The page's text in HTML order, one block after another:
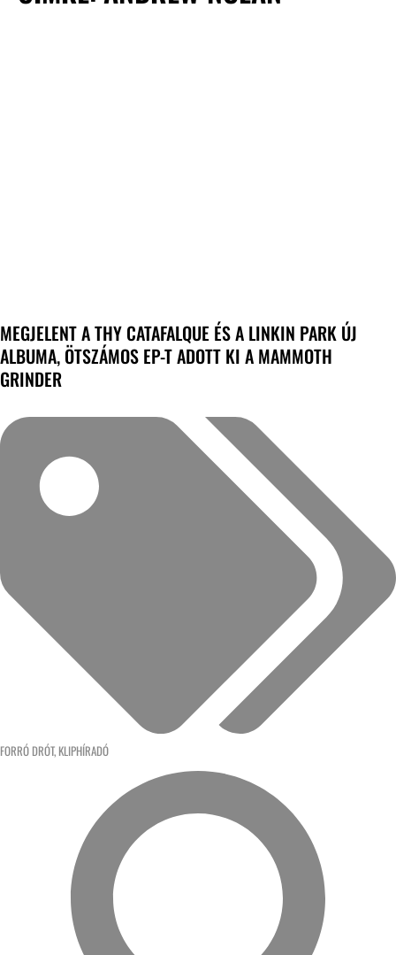
MEGJELENT A THY CATAFALQUE ÉS A LINKIN PARK ÚJ
ALBUMA, ÖTSZÁMOS EP-T ADOTT KI A MAMMOTH
GRINDER
FORRÓ DRÓT, KLIPHÍRADÓ